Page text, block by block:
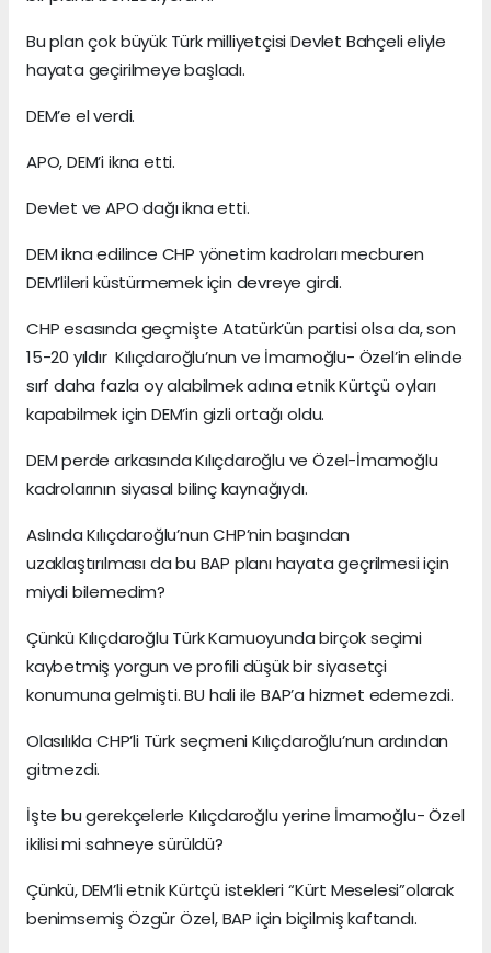
Bu plan çok büyük Türk milliyetçisi Devlet Bahçeli eliyle
hayata geçirilmeye başladı.
DEM’e el verdi.
APO, DEM’i ikna etti.
Devlet ve APO dağı ikna etti.
DEM ikna edilince CHP yönetim kadroları mecburen
DEM’lileri küstürmemek için devreye girdi.
CHP esasında geçmişte Atatürk’ün partisi olsa da, son
15-20 yıldır Kılıçdaroğlu’nun ve İmamoğlu- Özel’in elinde
sırf daha fazla oy alabilmek adına etnik Kürtçü oyları
kapabilmek için DEM’in gizli ortağı oldu.
DEM perde arkasında Kılıçdaroğlu ve Özel-İmamoğlu
kadrolarının siyasal bilinç kaynağıydı.
Aslında Kılıçdaroğlu’nun CHP’nin başından
uzaklaştırılması da bu BAP planı hayata geçrilmesi için
miydi bilemedim?
Çünkü Kılıçdaroğlu Türk Kamuoyunda birçok seçimi
kaybetmiş yorgun ve profili düşük bir siyasetçi
konumuna gelmişti. BU hali ile BAP’a hizmet edemezdi.
Olasılıkla CHP’li Türk seçmeni Kılıçdaroğlu’nun ardından
gitmezdi.
İşte bu gerekçelerle Kılıçdaroğlu yerine İmamoğlu- Özel
ikilisi mi sahneye sürüldü?
Çünkü, DEM’li etnik Kürtçü istekleri “Kürt Meselesi”olarak
benimsemiş Özgür Özel, BAP için biçilmiş kaftandı.